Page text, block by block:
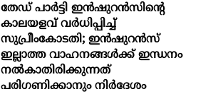
തേഡ് പാർട്ടി ഇൻഷുറൻസിന്റെ
കാലയളവ് വർധിപ്പിച്ച്
സുപ്രീംകോടതി; ഇൻഷുറൻസ്
ഇല്ലാത്ത വാഹനങ്ങൾക്ക് ഇന്ധനം
നൽകാതിരിക്കുന്നത്
പരിഗണിക്കാനും നിർദേശം